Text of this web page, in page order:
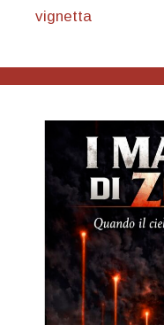
vignetta